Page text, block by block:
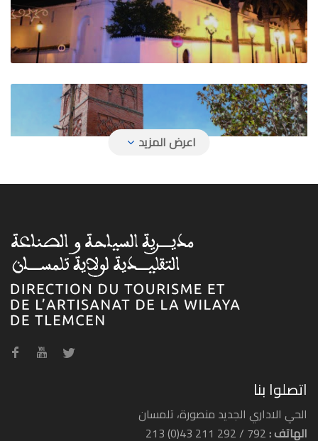
اتصلوا بنا
الحي الاداري الجديد منصورة، تلمسان
الهاتف :792 / 292 211 43(0) 213